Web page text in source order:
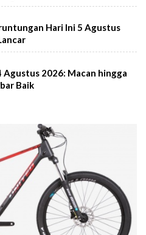
Hari Ini 5 Agustus
2026: Macan hingga
Baik